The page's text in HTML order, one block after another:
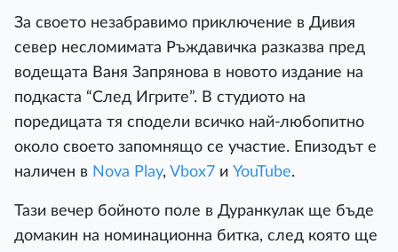
За своето незабравимо приключение в Дивия
север несломимата Ръждавичка разказва пред
водещата Ваня Запрянова в новото издание на
подкаста “След Игрите”. В студиото на
поредицата тя сподели всичко най-любопитно
около своето запомнящо се участие. Епизодът е
наличен в Nova Play, Vbox7 и YouTube.
Тази вечер бойното поле в Дуранкулак ще бъде
домакин на номинационна битка, след която ще